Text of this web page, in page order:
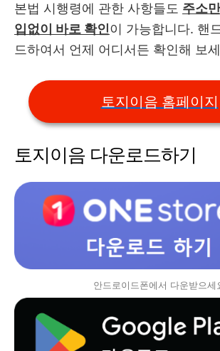
본법 시행령에 관한 사항들도 주소
입없이 바로 확인이 가능합니다. 핸
드하여서 언제 어디서든 확인해 보
토지이음 홈페이지
토지이음 다운로드하기
안드로이드폰에서 다운받으세